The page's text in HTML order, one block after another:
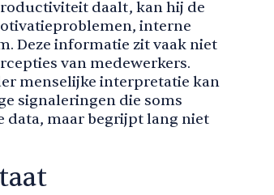
daalt, kan hij de
interne
Deze informatie zit vaak niet
van medewerkers.
menselijke interpretatie kan
signaleringen die soms
data, maar begrijpt lang niet